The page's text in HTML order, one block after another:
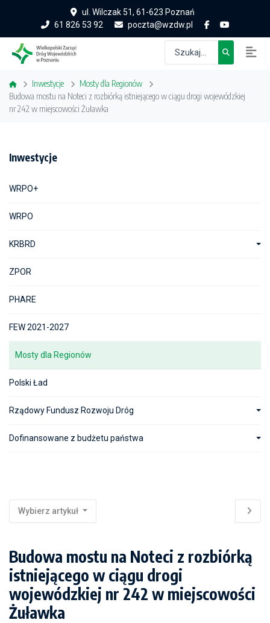
ul. Wilczak 51, 61-623 Poznań
61 826 53 92
poczta@wzdw.pl
Inwestycje
Mosty dla Regionów
Budowa mostu na Noteci z rozbiórką istniejącego w ciągu drogi wojewódzkiej
nr 242 w miejscowości Żuławka
Inwestycje
WRPO+
WRPO
KRBRD
ZPOR
PHARE
FEW 2021-2027
Mosty dla Regionów
Polski Ład
Rządowy Fundusz Rozwoju Dróg
Dofinansowane z budżetu państwa
Wybierz artykuł
Budowa mostu na Noteci z rozbiórką
istniejącego w ciągu drogi
wojewódzkiej nr 242 w miejscowości
Żuławka